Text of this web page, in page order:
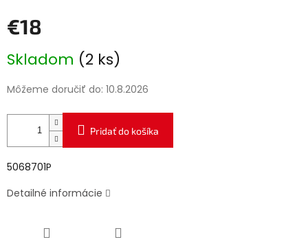
€18
cena:
Skladom (2 ks)
Môžeme doručiť do: 10.8.2026
Pridať do košíka
5068701P
Detailné informácie